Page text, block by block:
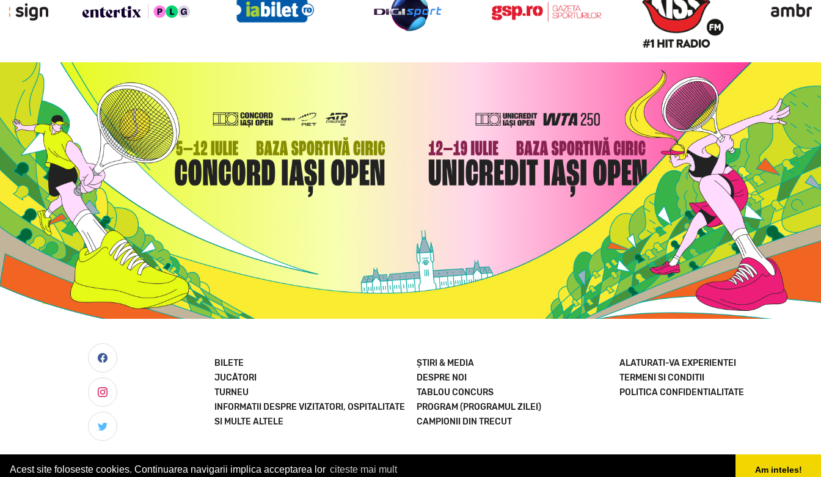
Acest site foloseste cookies. Continuarea navigarii implica acceptarea lor citeste mai mult Am inteles!
BILETE
JUCĂTORI
TURNEU
INFORMATII DESPRE VIZITATORI, OSPITALITATE
SI MULTE ALTELE
ȘTIRI & MEDIA
DESPRE NOI
TABLOU CONCURS
PROGRAM (PROGRAMUL ZILEI)
CAMPIONII DIN TRECUT
ALATURATI-VA EXPERIENTEI
TERMENI SI CONDITII
POLITICA CONFIDENTIALITATE
© 2023 Concord Iasi Open powered by Met. media@iasiopen.com